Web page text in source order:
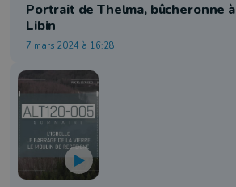
Portrait de Thelma, bûcheronne à
Libin
7 mars 2024 à 16:28
Tourisme